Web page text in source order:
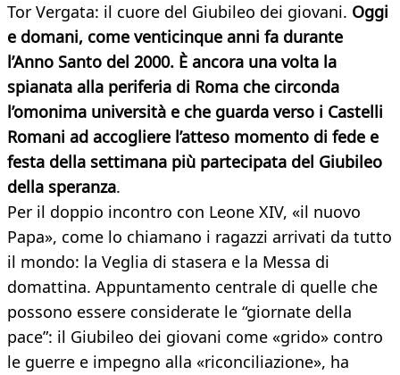
Tor Vergata: il cuore del Giubileo dei giovani. Oggi
e domani, come venticinque anni fa durante
l’Anno Santo del 2000. È ancora una volta la
spianata alla periferia di Roma che circonda
l’omonima università e che guarda verso i Castelli
Romani ad accogliere l’atteso momento di fede e
festa della settimana più partecipata del Giubileo
della speranza.
Per il doppio incontro con Leone XIV, «il nuovo
Papa», come lo chiamano i ragazzi arrivati da tutto
il mondo: la Veglia di stasera e la Messa di
domattina. Appuntamento centrale di quelle che
possono essere considerate le “giornate della
pace”: il Giubileo dei giovani come «grido» contro
le guerre e impegno alla «riconciliazione», ha